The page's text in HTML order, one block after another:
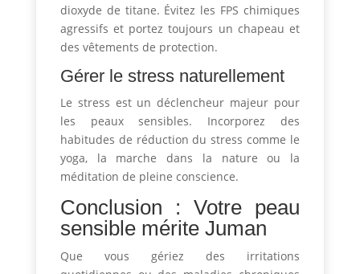
dioxyde de titane. Évitez les FPS chimiques
agressifs et portez toujours un chapeau et
des vêtements de protection.
Gérer le stress naturellement
Le stress est un déclencheur majeur pour
les peaux sensibles. Incorporez des
habitudes de réduction du stress comme le
yoga, la marche dans la nature ou la
méditation de pleine conscience.
Conclusion : Votre peau
sensible mérite Juman
Que vous gériez des irritations